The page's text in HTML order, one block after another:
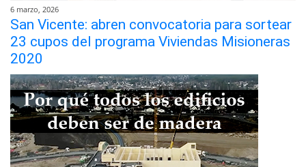
6 marzo, 2026
San Vicente: abren convocatoria para sortear
23 cupos del programa Viviendas Misioneras
2020